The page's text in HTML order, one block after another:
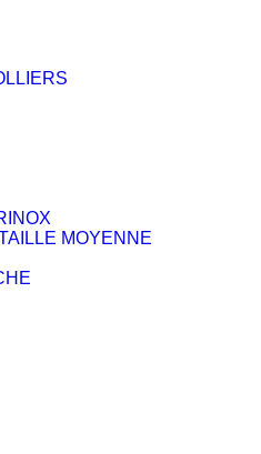
MOYENNE